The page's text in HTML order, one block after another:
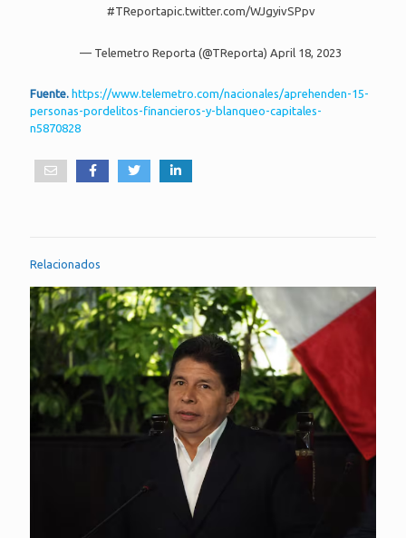
#TReportapic.twitter.com/WJgyivSPpv
— Telemetro Reporta (@TReporta)April 18, 2023
Fuente. https://www.telemetro.com/nacionales/aprehenden-15-
personas-pordelitos-financieros-y-blanqueo-capitales-
n5870828
Relacionados